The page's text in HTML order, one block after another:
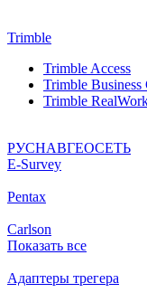
Trimble
Trimble Access
Trimble Business
Trimble
РУСНАВГЕОСЕТЬ
Е-Survey
Pentax
Carlson
Показать все
Адаптеры трегера